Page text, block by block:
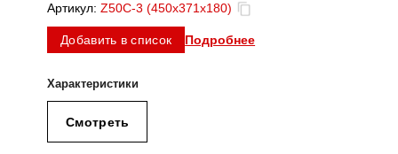
Артикул: Z50C-3 (450х371х180)
Добавить в список Подробнее
Смотреть